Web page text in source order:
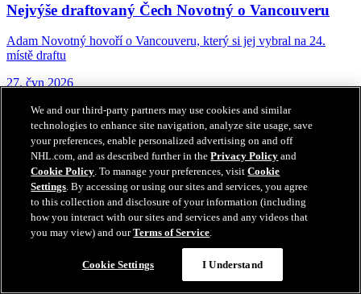
Nejvýše draftovaný Čech Novotný o Vancouveru
Adam Novotný hovoří o Vancouveru, který si jej vybral na 24.
místě draftu
27. čvn 2026
We and our third-party partners may use cookies and similar
technologies to enhance site navigation, analyze site usage, save
your preferences, enable personalized advertising on and off
NHL.com, and as described further in thePrivacy Policy and
Cookie Policy. To manage your preferences, visitCookie
Settings. By accessing or using our sites and services, you agree
to this collection and disclosure of your information (including
how you interact with our sites and services and any videos that
you may view) and ourTerms of Service.
Cookie Settings I Understand